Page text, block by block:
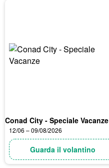
Conad City - Speciale Vacanze
12/06 – 09/08/2026
Guarda il volantino